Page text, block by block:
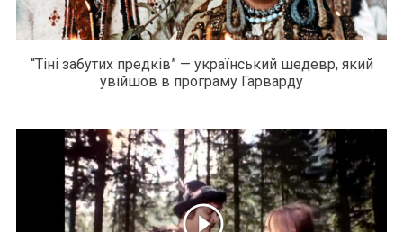
“Тіні забутих предків” — український шедевр, який
увійшов в програму Гарварду